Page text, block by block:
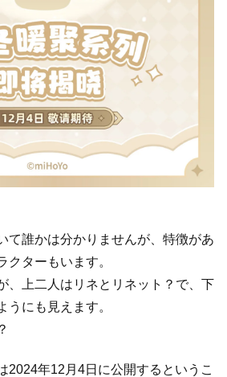
て誰かは分かりませんが、特徴があ
クターもいます。
、上二人はリネとリネット？で、下
うにも見えます。
2024年12月4日に公開するというこ